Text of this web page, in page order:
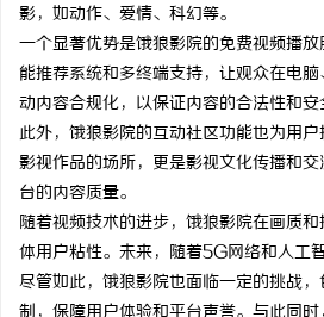
影，如动作、爱情、科幻等。
一个显著优势是饿狼影院的免费视频播
能推荐系统和多终端支持，让观众在电
动内容合规化，以保证内容的合法性和安
此外，饿狼影院的互动社区功能也为用
影视作品的场所，更是影视文化传播和
台的内容质量。
随着视频技术的进步，饿狼影院在画质
体用户粘性。未来，随着5G网络和人工
尽管如此，饿狼影院也面临一定的挑战
制，保障用户体验和平台声誉。与此同